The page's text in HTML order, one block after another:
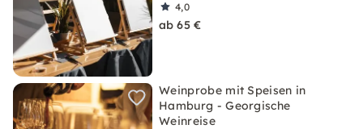
4,0
ab 65 €
Weinprobe mit Speisen in
Hamburg - Georgische
Weinreise